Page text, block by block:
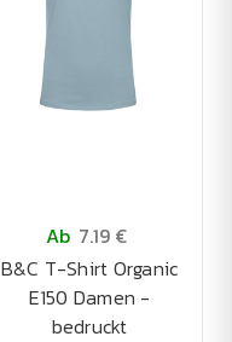
Ab 7.19 €
B&C T-Shirt Organic
E150 Damen -
bedruckt